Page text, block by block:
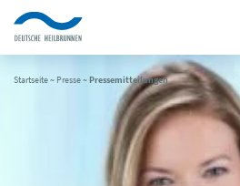
Startseite~ Presse~Pressemitteilungen